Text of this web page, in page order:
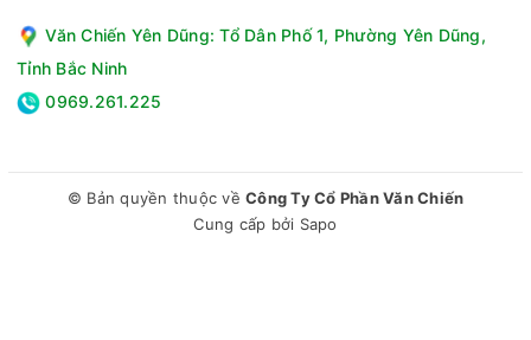
Văn Chiến Yên Dũng: Tổ Dân Phố 1, Phường Yên Dũng,
Tỉnh Bắc Ninh
0969.261.225
© Bản quyền thuộc về Công Ty Cổ Phần Văn Chiến
Cung cấp bởi Sapo